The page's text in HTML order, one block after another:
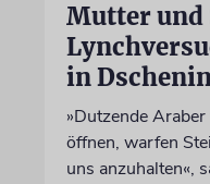
Mutter und
in
»Dutzende
öffnen, warfen
uns anzuhalten«,